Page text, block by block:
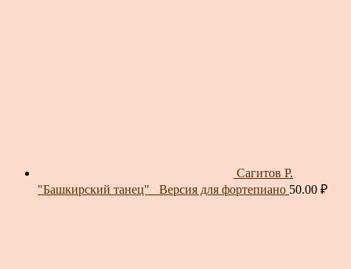
Сагитов Р.
"Башкирский танец"_ Версия для фортепиано 50.00 ₽